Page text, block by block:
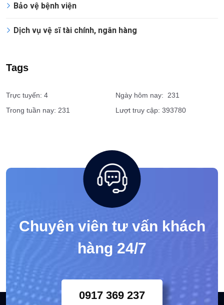
Bảo vệ bệnh viện
Dịch vụ vệ sĩ tài chính, ngân hàng
Tags
Trực tuyến: 4
Ngày hôm nay: 231
Trong tuần nay: 231
Lượt truy cập: 393780
Chuyên viên tư vấn khách
hàng 24/7
0917 369 237